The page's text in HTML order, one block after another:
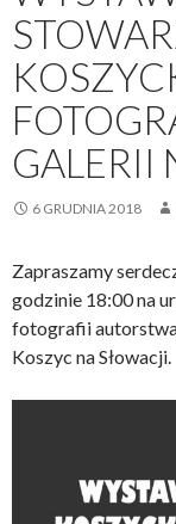
GALERII
6 GRUDNIA 2018
Zapraszamy
godzinie 18:00 na
fotografii
Koszyc na Słowacji.